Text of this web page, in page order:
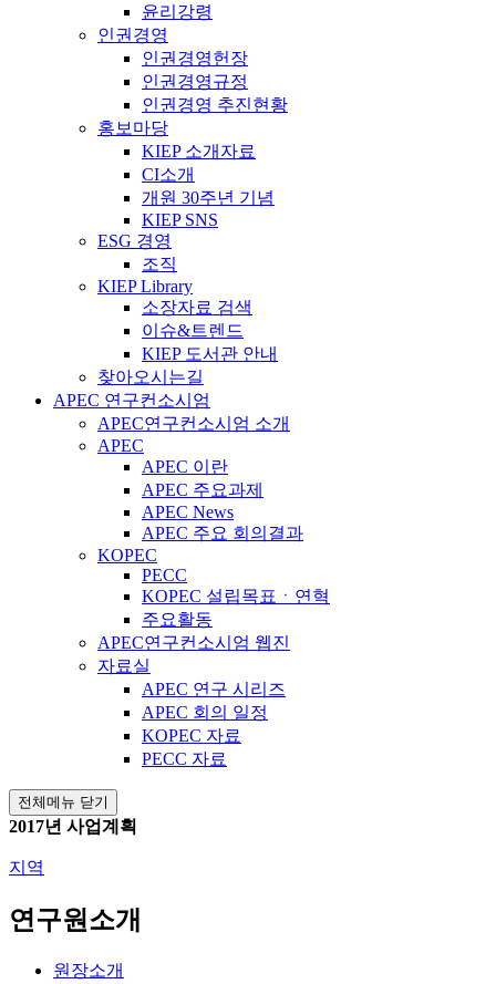
윤리강령
인권경영
인권경영헌장
인권경영규정
인권경영 추진현황
홍보마당
KIEP 소개자료
CI소개
개원 30주년 기념
KIEP SNS
ESG 경영
조직
KIEP Library
소장자료 검색
이슈&트렌드
KIEP 도서관 안내
찾아오시는길
APEC 연구컨소시엄
APEC연구컨소시엄 소개
APEC
APEC 이란
APEC 주요과제
APEC News
APEC 주요 회의결과
KOPEC
PECC
KOPEC 설립목표ㆍ연혁
주요활동
APEC연구컨소시엄 웹진
자료실
APEC 연구 시리즈
APEC 회의 일정
KOPEC 자료
PECC 자료
전체메뉴 닫기
2017년 사업계획
지역
연구원소개
원장소개